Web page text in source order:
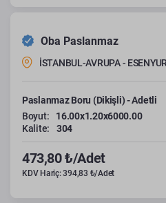
Oba Paslanmaz
İSTANBUL-AVRUPA -
Paslanmaz Boru (Dikişli) - Adetli
Boyut:
16.00x1.20x6000.00
Kalite:
304
473,80 ₺/Adet
KDV Hariç: 394,83 ₺/Adet